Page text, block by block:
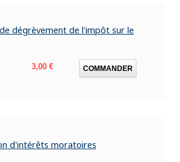
dégrèvement de l'impôt sur le
Prix
3,00 € COMMANDER
d'intérêts moratoires